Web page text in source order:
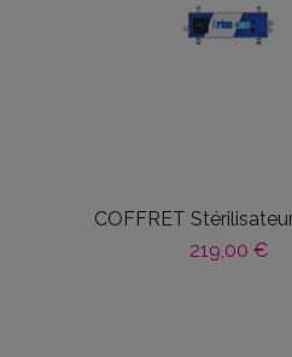
COFFRET
219,00 €